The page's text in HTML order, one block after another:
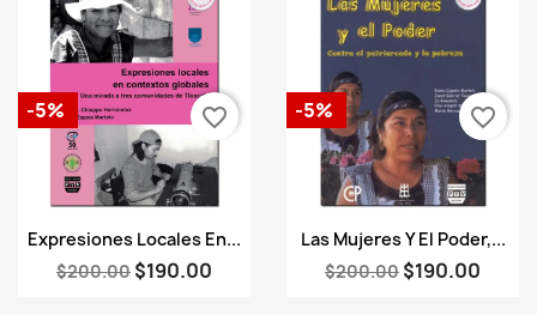
Vista rápida
Expresiones Locales En...
$200.00 $190.00
-5% favorite_border
Vista rápida
Las Mujeres Y El Poder,...
$200.00 $190.00
-5% favorite_border